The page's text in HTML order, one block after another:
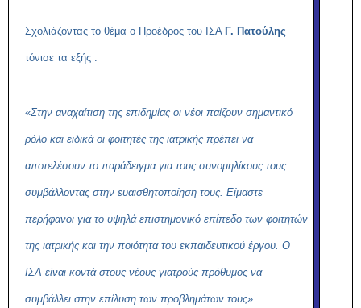
Σχολιάζοντας το θέμα ο Προέδρος του ΙΣΑ Γ. Πατούλης
τόνισε τα εξής :
«Στην αναχαίτιση της επιδημίας οι νέοι παίζουν σημαντικό
ρόλο και ειδικά οι φοιτητές της ιατρικής πρέπει να
αποτελέσουν το παράδειγμα για τους συνομηλίκους τους
συμβάλλοντας στην ευαισθητοποίηση τους. Είμαστε
περήφανοι για το υψηλά επιστημονικό επίπεδο των φοιτητών
της ιατρικής και την ποιότητα του εκπαιδευτικού έργου. Ο
ΙΣΑ είναι κοντά στους νέους γιατρούς πρόθυμος να
συμβάλλει στην επίλυση των προβλημάτων τους».